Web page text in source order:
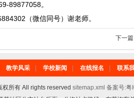
89877058。
（微信同号） 谢老师。
下一篇
教学风采 学校新闻 在线报名 联系
所有 All rights reserved sitemap.xml 备案号: